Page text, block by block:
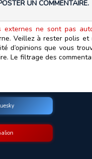
UN COMMENTAIRE.
externes ne sont pas
Veillez à rester polis
d’opinions que vous
Le filtrage des